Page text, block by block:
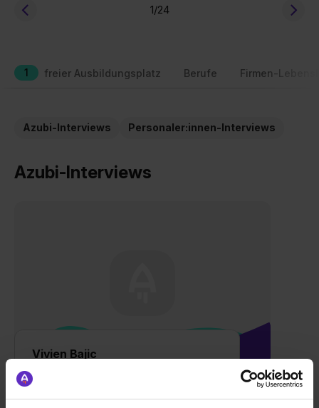
1/24
1 freier Ausbildungsplatz Berufe Firmen-
Azubi-Interviews Personaler:innen-Interviews
Azubi-Interviews
Vivien Bajic